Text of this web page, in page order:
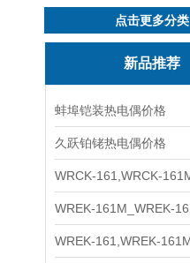
点击更多分类
新品推荐
蚌埠铠装热电偶价格
久跃铂铑热电偶价格